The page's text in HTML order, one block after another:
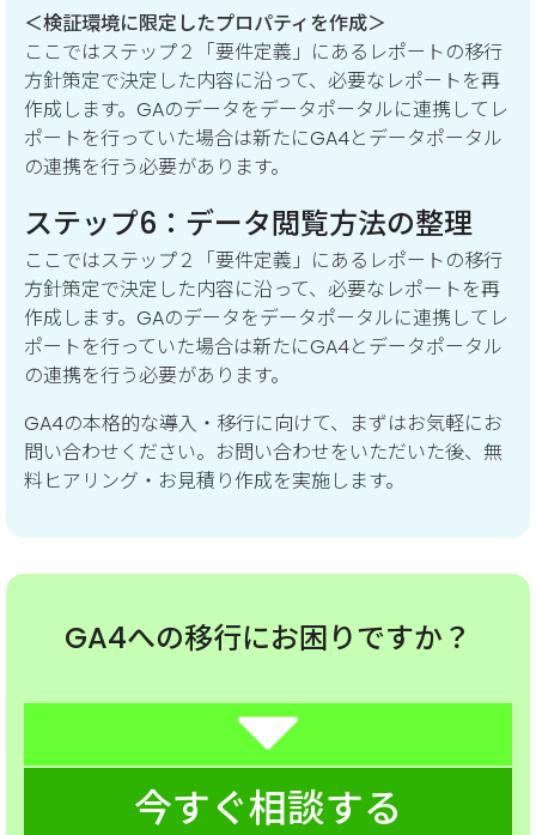
＜検証環境に限定したプロパティを作成＞
ここではステップ２「要件定義」にあるレポートの移行
方針策定で決定した内容に沿って、必要なレポートを再
作成します。GAのデータをデータポータルに連携してレ
ポートを行っていた場合は新たにGA4とデータポータル
の連携を行う必要があります。
ステップ6：データ閲覧方法の整理
ここではステップ２「要件定義」にあるレポートの移行
方針策定で決定した内容に沿って、必要なレポートを再
作成します。GAのデータをデータポータルに連携してレ
ポートを行っていた場合は新たにGA4とデータポータル
の連携を行う必要があります。
GA4の本格的な導入・移行に向けて、まずはお気軽にお
問い合わせください。お問い合わせをいただいた後、無
料ヒアリング・お見積り作成を実施します。
GA4への移行にお困りですか？
今すぐ相談する